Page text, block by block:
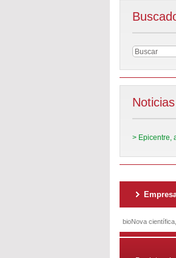
> Epicentre,
bioNova